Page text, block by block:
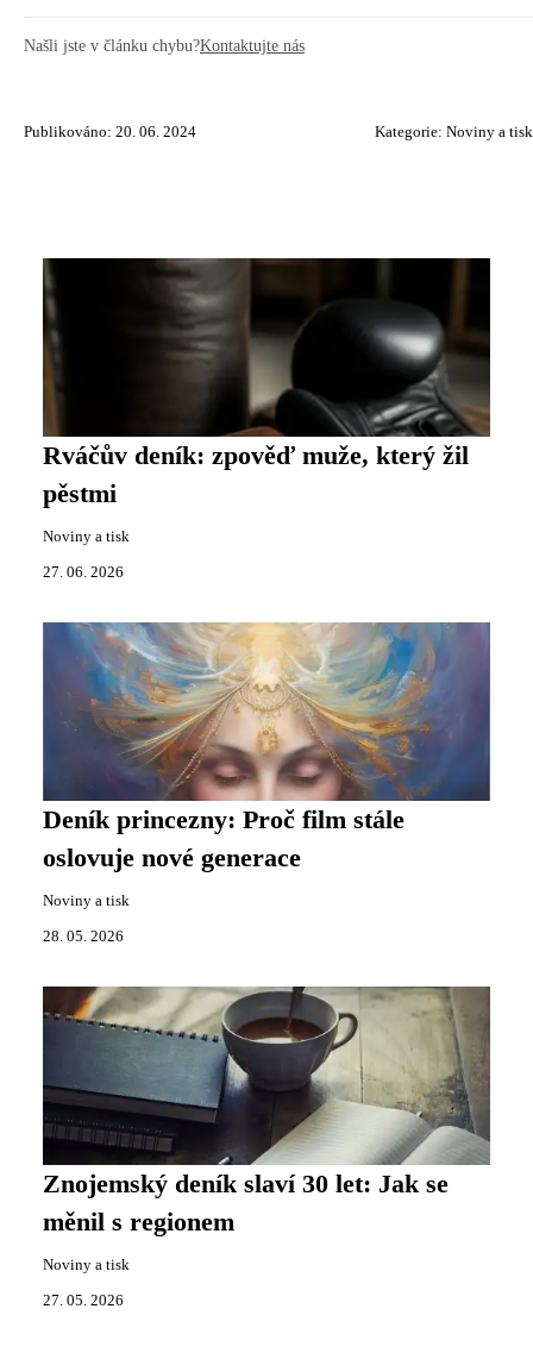
Našli jste v článku chybu?Kontaktujte nás
Publikováno: 20. 06. 2024 Kategorie: Noviny a tisk
Rváčův deník: zpověď muže, který žil
pěstmi
Noviny a tisk
27. 06. 2026
Deník princezny: Proč film stále
oslovuje nové generace
Noviny a tisk
28. 05. 2026
Znojemský deník slaví 30 let: Jak se
měnil s regionem
Noviny a tisk
27. 05. 2026